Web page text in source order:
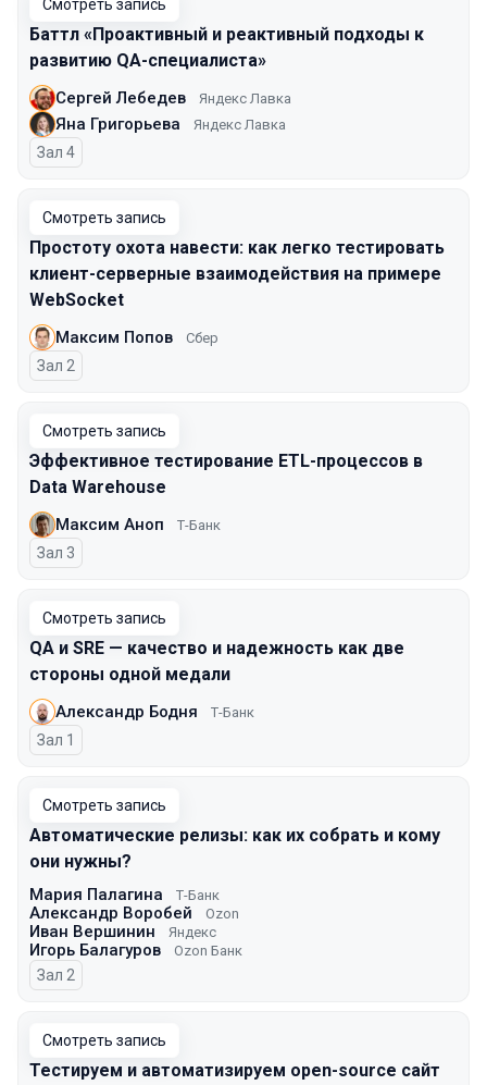
Смотреть запись
Баттл «Проактивный и реактивный подходы к
развитию QA-специалиста»
Сергей Лебедев Яндекс Лавка
Яна Григорьева Яндекс Лавка
Зал 4
Смотреть запись
Простоту охота навести: как легко тестировать
клиент-серверные взаимодействия на примере
WebSocket
Максим Попов Сбер
Зал 2
Смотреть запись
Эффективное тестирование ETL-процессов в
Data Warehouse
Максим Аноп Т-Банк
Зал 3
Смотреть запись
QA и SRE — качество и надежность как две
стороны одной медали
Александр Бодня Т-Банк
Зал 1
Смотреть запись
Автоматические релизы: как их собрать и кому
они нужны?
Мария Палагина Т-Банк
Александр Воробей Ozon
Иван Вершинин Яндекс
Игорь Балагуров Ozon Банк
Зал 2
Смотреть запись
Тестируем и автоматизируем open-source сайт